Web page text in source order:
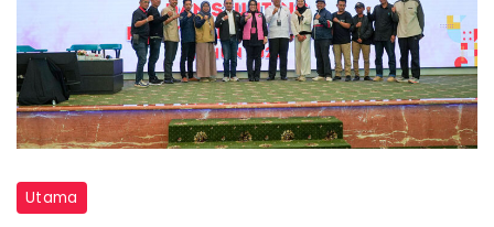
jurnalis
Utama